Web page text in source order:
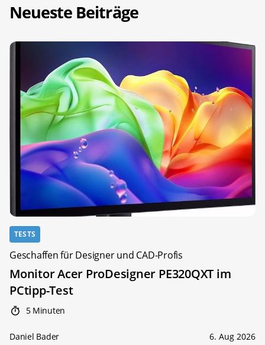
Neueste Beiträge
TESTS
Geschaffen für Designer und CAD-Profis
Monitor Acer ProDesigner PE320QXT im
PCtipp-Test
5 Minuten
Daniel Bader 6. Aug 2026